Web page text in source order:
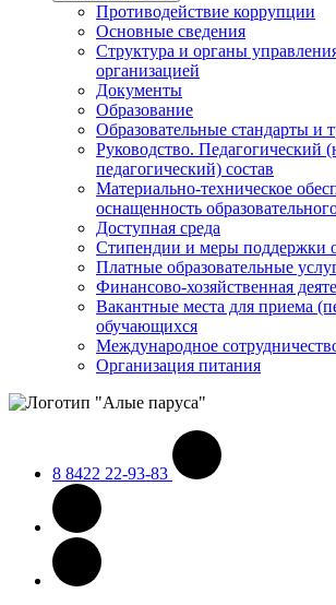
Противодействие коррупции
Основные сведения
Структура и органы
организацией
Документы
Образование
Образовательные стандарты и
Руководство. Педагогический
педагогический) состав
Материально-техническое
оснащенность
Доступная среда
Стипендии и меры поддержки
Платные образовательные
Финансово-хозяйственная
Вакантные места для приема
обучающихся
Международное
Организация питания
8 8422 22-93-83